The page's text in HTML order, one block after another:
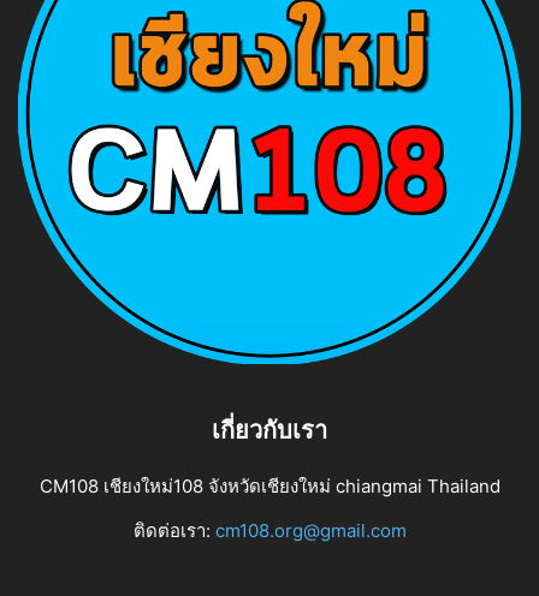
เกี่ยวกับเรา
CM108 เชียงใหม่108 จังหวัดเชียงใหม่ chiangmai Thailand
ติดต่อเรา: cm108.org@gmail.com